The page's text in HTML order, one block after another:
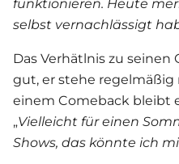
funktionieren. Heute
selbst vernachlässigt
Das Verhätlnis zu seinen
gut, er stehe
einem Comeback bleibt
„Vielleicht für einen
Shows, das könnte ich